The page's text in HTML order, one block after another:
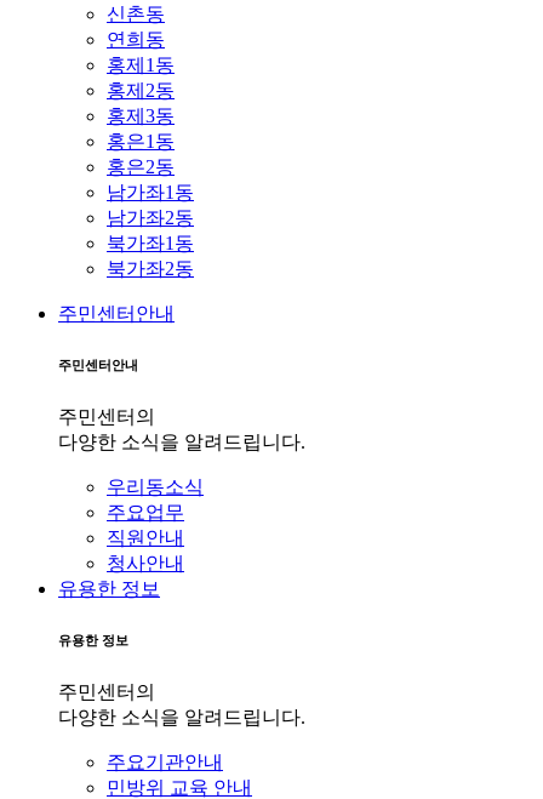
신촌동
연희동
홍제1동
홍제2동
홍제3동
홍은1동
홍은2동
남가좌1동
남가좌2동
북가좌1동
북가좌2동
주민센터안내
주민센터안내
주민센터의
다양한 소식을 알려드립니다.
우리동소식
주요업무
직원안내
청사안내
유용한 정보
유용한 정보
주민센터의
다양한 소식을 알려드립니다.
주요기관안내
민방위 교육 안내